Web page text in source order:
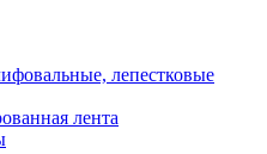
лепестковые
лента